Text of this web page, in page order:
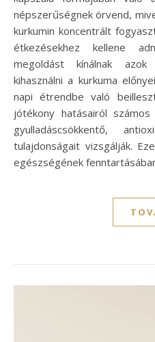
népszerűségnek örvend,
kurkumin koncentrált
étkezésekhez kellene
megoldást kínálnak
kihasználni a kurkuma
napi étrendbe való
jótékony hatásairól
gyulladáscsökkentő,
tulajdonságait vizsgálják.
egészségének